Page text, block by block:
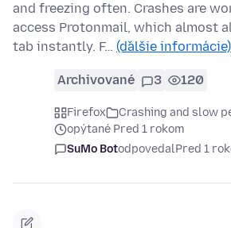
and freezing often. Crashes are
access Protonmail, which almost
tab instantly. F… (ďalšie informácie)
Archivované 3 120
Firefox
Crashing and slow
opýtané Pred 1 rokom
SuMo BotodpovedalPred 1